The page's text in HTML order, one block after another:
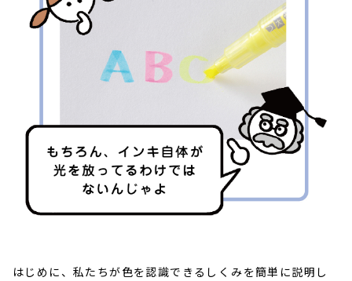
はじめに、私たちが色を認識できるしくみを簡単に説明し